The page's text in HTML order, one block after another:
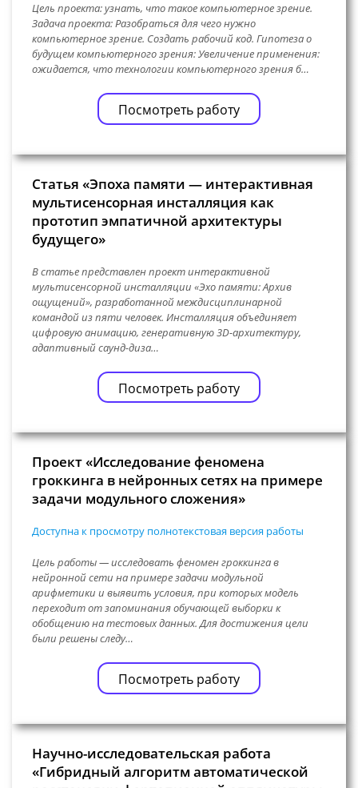
Цель проекта: узнать, что такое компьютерное зрение.
Задача проекта: Разобраться для чего нужно
компьютерное зрение. Создать рабочий код. Гипотеза о
будущем компьютерного зрения: Увеличение применения:
ожидается, что технологии компьютерного зрения б…
Посмотреть работу
Статья «Эпоха памяти — интерактивная
мультисенсорная инсталляция как
прототип эмпатичной архитектуры
будущего»
В статье представлен проект интерактивной
мультисенсорной инсталляции «Эхо памяти: Архив
ощущений», разработанной междисциплинарной
командой из пяти человек. Инсталляция объединяет
цифровую анимацию, генеративную 3D-архитектуру,
адаптивный саунд-диза…
Посмотреть работу
Проект «Исследование феномена
гроккинга в нейронных сетях на примере
задачи модульного сложения»
Доступна к просмотру полнотекстовая версия работы
Цель работы — исследовать феномен гроккинга в
нейронной сети на примере задачи модульной
арифметики и выявить условия, при которых модель
переходит от запоминания обучающей выборки к
обобщению на тестовых данных. Для достижения цели
были решены следу…
Посмотреть работу
Научно-исследовательская работа
«Гибридный алгоритм автоматической